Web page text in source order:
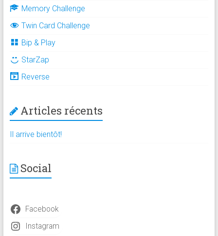
Memory Challenge
Twin Card Challenge
Bip & Play
StarZap
Reverse
Articles récents
Il arrive bientôt!
Social
Facebook
Instagram